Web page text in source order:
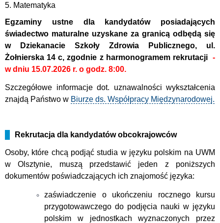
5. Matematyka
Egzaminy ustne dla kandydatów posiadających
świadectwo maturalne uzyskane za granicą odbędą się
w Dziekanacie Szkoły Zdrowia Publicznego, ul.
Żołnierska 14 c,zgodnie z harmonogramem rekrutacji -
w dniu 15.07.2026 r. o godz. 8:00.
Szczegółowe informacje dot. uznawalności wykształcenia
znajdą Państwo w Biurze ds. Współpracy Międzynarodowej.
Rekrutacja dla kandydatów obcokrajowców
Osoby, które chcą podjąć studia w języku polskim na UWM
w Olsztynie, muszą przedstawić jeden z poniższych
dokumentów poświadczających ich znajomość języka:
zaświadczenie o ukończeniu rocznego kursu
przygotowawczego do podjęcia nauki w języku
polskim w jednostkach wyznaczonych przez